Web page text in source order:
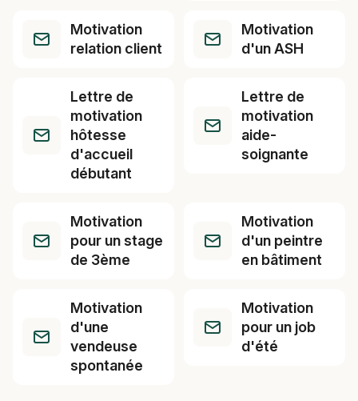
Motivation
relation client
Motivation
d'un ASH
Lettre de
motivation
hôtesse
d'accueil
débutant
Lettre de
motivation
aide-
soignante
Motivation
pour un stage
de 3ème
Motivation
d'un peintre
en bâtiment
Motivation
d'une
vendeuse
spontanée
Motivation
pour un job
d'été